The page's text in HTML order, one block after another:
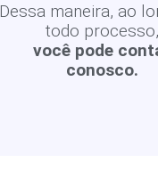
Dessa maneira, ao
todo processo,
você pode
conosco.